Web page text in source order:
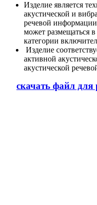
Изделие является
акустической и
речевой
может размещаться
категории
Изделие
активной
акустической
скачать файл для